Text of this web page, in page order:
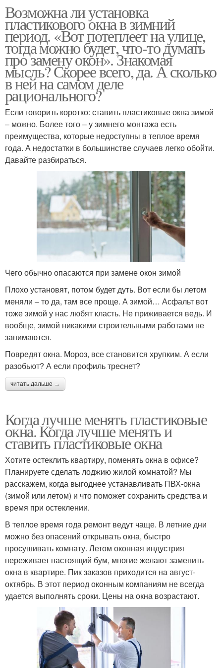
Возможна ли установка
пластикового окна в зимний
период. «Вот потеплеет на улице,
тогда можно будет, что-то думать
про замену окон». Знакомая
мысль? Скорее всего, да. А сколько
в ней на самом деле
рационального?
Если говорить коротко: ставить пластиковые окна зимой
– можно. Более того – у зимнего монтажа есть
преимущества, которые недоступны в теплое время
года. А недостатки в большинстве случаев легко обойти.
Давайте разбираться.
Чего обычно опасаются при замене окон зимой
Плохо установят, потом будет дуть. Вот если бы летом
меняли – то да, там все проще. А зимой… Асфальт вот
тоже зимой у нас любят класть. Не приживается ведь. И
вообще, зимой никакими строительными работами не
занимаются.
Повредят окна. Мороз, все становится хрупким. А если
разобьют? А если профиль треснет?
читать дальше →
Когда лучше менять пластиковые
окна. Когда лучше менять и
ставить пластиковые окна
Хотите остеклить квартиру, поменять окна в офисе?
Планируете сделать лоджию жилой комнатой? Мы
расскажем, когда выгоднее устанавливать ПВХ-окна
(зимой или летом) и что поможет сохранить средства и
время при остеклении.
В теплое время года ремонт ведут чаще. В летние дни
можно без опасений открывать окна, быстро
просушивать комнату. Летом оконная индустрия
переживает настоящий бум, многие желают заменить
окна в квартире. Пик заказов приходится на август-
октябрь. В этот период оконным компаниям не всегда
удается выполнять сроки. Цены на окна возрастают.